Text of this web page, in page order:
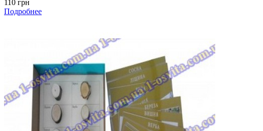
110 грн
Подробнее